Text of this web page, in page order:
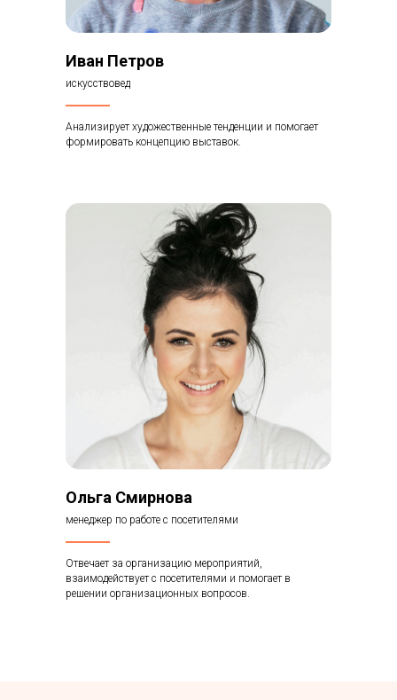
Иван Петров
искусствовед
Анализирует художественные тенденции и помогает
формировать концепцию выставок.
Ольга Смирнова
менеджер по работе с посетителями
Отвечает за организацию мероприятий,
взаимодействует с посетителями и помогает в
решении организационных вопросов.